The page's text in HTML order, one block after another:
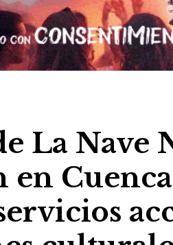
La Nave